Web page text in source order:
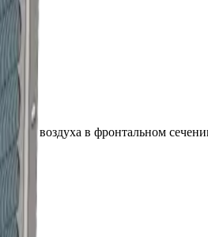
воздуха в фронтальном